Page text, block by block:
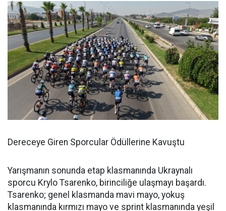
Dereceye Giren Sporcular Ödüllerine Kavuştu
Yarışmanın sonunda etap klasmanında Ukraynalı
sporcu Krylo Tsarenko, birinciliğe ulaşmayı başardı.
Tsarenko; genel klasmanda mavi mayo, yokuş
klasmanında kırmızı mayo ve sprint klasmanında yeşil